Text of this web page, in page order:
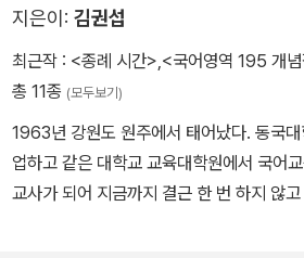
에 어린 아들은 병마에 시달리고 있었다.
앙을 겪는 거라며 자기 행동을 깊이 뉘우쳤
묻어 주면서 다산은 훗날 자신도 그곳에 묻
할 수 있는 사람, 아버지는 바로 그런 사람
슴에 새겼다.
-'다산 정약용' 편 중에서
지은이: 김권섭
최근작 : <종례 시간>,<국어영역 195 개
총 11종 (모두보기)
1963년 강원도 원주에서 태어났다. 동국
업하고 같은 대학교 교육대학원에서 국어
교사가 되어 지금까지 결근 한 번 하지 않